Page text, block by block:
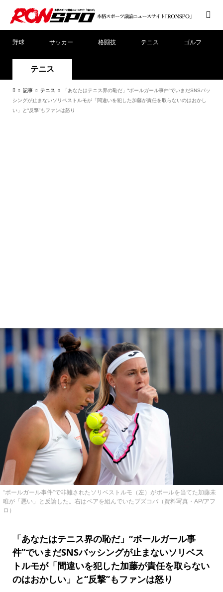
野球 サッカー 格闘技 テニス ゴルフ
テニス
記事 テニス
「あなたはテニス界の恥だ」“ボールガール事件”でいまだSNSバッ
シングが止まないソリベストルモが「間違いを犯した加藤が責任を取らないのはおかし
い」と“反撃”もファンは怒り
“ボールガール事件”で非難されたソリベストルモ（左）がボールを当てた加藤未
唯が「悪い」と反論した。右はペアを組んでいたブズコバ（資料写真・AP/アフ
ロ）
「あなたはテニス界の恥だ」“ボールガール事
件”でいまだSNSバッシングが止まないソリベス
トルモが「間違いを犯した加藤が責任を取らない
のはおかしい」と“反撃”もファンは怒り